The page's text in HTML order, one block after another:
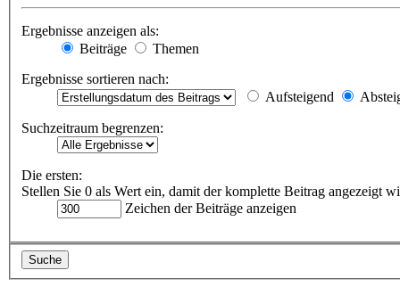
Ergebnisse anzeigen als:
Beiträge
Themen
Ergebnisse sortieren nach:
Aufsteigend
Suchzeitraum begrenzen:
Die ersten:
Stellen Sie 0 als Wert ein, damit der komplette Beitrag angezeigt
Zeichen der Beiträge anzeigen